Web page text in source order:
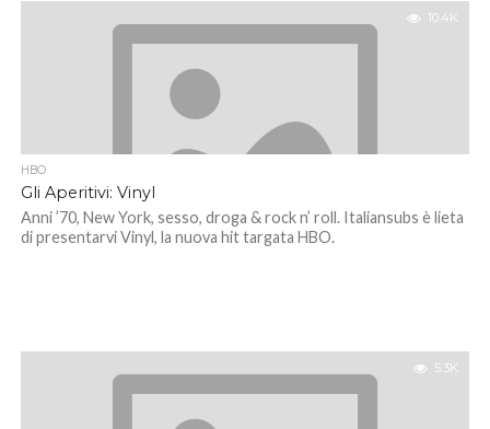
10.4K
HBO
Gli Aperitivi: Vinyl
Anni ’70, New York, sesso, droga & rock n’ roll. Italiansubs è lieta
di presentarvi Vinyl, la nuova hit targata HBO.
5.3K